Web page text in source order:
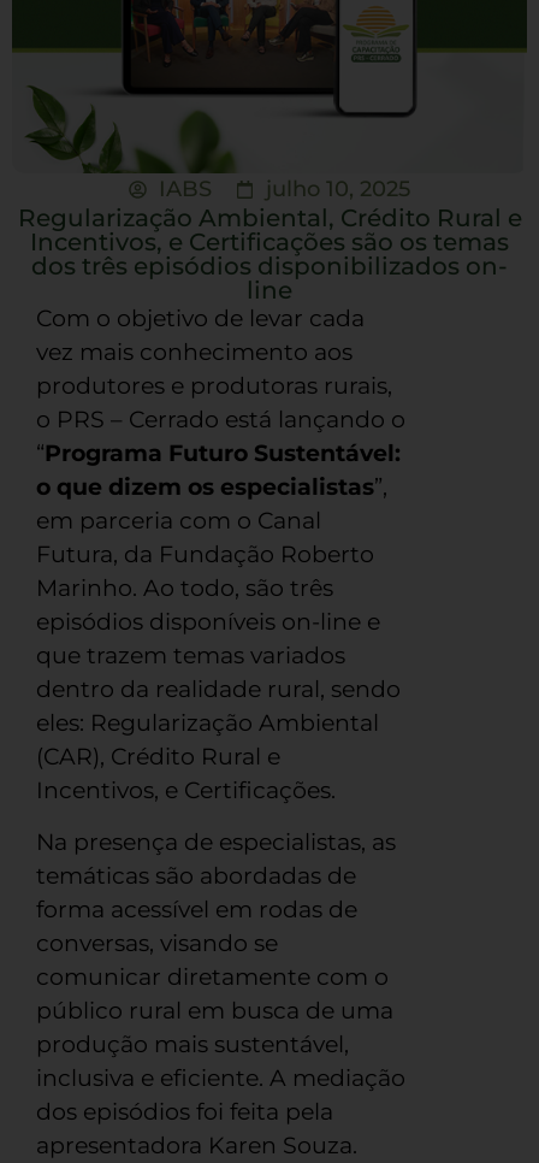
IABS julho 10, 2025
Regularização Ambiental, Crédito Rural e
Incentivos, e Certificações são os temas
dos três episódios disponibilizados on-
line
Com o objetivo de levar cada
vez mais conhecimento aos
produtores e produtoras rurais,
o PRS – Cerrado está lançando o
“Programa Futuro Sustentável:
o que dizem os especialistas”,
em parceria com o Canal
Futura, da Fundação Roberto
Marinho. Ao todo, são três
episódios disponíveis on-line e
que trazem temas variados
dentro da realidade rural, sendo
eles: Regularização Ambiental
(CAR), Crédito Rural e
Incentivos, e Certificações.
Na presença de especialistas, as
temáticas são abordadas de
forma acessível em rodas de
conversas, visando se
comunicar diretamente com o
público rural em busca de uma
produção mais sustentável,
inclusiva e eficiente. A mediação
dos episódios foi feita pela
apresentadora Karen Souza.